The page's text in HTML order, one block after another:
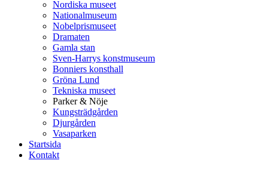
Nordiska museet
Nationalmuseum
Nobelprismuseet
Dramaten
Gamla stan
Sven-Harrys konstmuseum
Bonniers konsthall
Gröna Lund
Tekniska museet
Parker & Nöje
Kungsträdgården
Djurgården
Vasaparken
Startsida
Kontakt